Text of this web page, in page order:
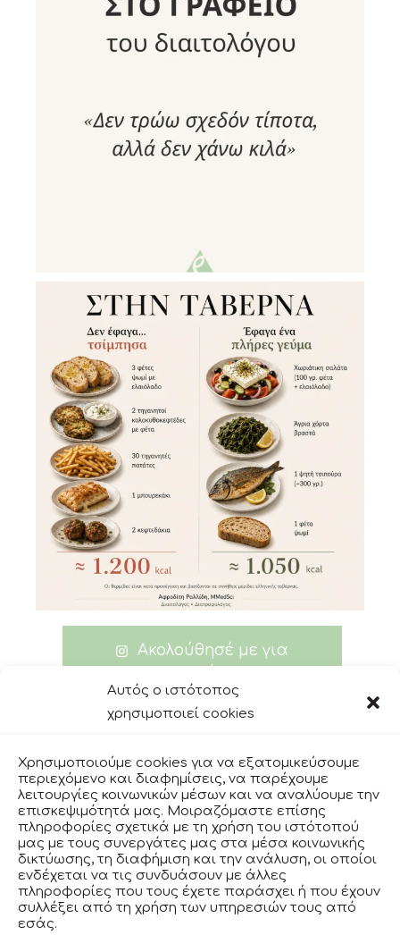
Αυτός ο ιστότοπος
χρησιμοποιεί cookies
Χρησιμοποιούμε cookies για να εξατομικεύσουμε
περιεχόμενο και διαφημίσεις, να παρέχουμε
λειτουργίες κοινωνικών μέσων και να αναλύουμε την
επισκεψιμότητά μας. Μοιραζόμαστε επίσης
πληροφορίες σχετικά με τη χρήση του ιστότοπού
μας με τους συνεργάτες μας στα μέσα κοινωνικής
δικτύωσης, τη διαφήμιση και την ανάλυση, οι οποίοι
ενδέχεται να τις συνδυάσουν με άλλες
πληροφορίες που τους έχετε παράσχει ή που έχουν
συλλέξει από τη χρήση των υπηρεσιών τους από
εσάς.
Ακολούθησέ με για
facebook
instagram
ΟΡΟΙ ΧΡΗΣΗΣ